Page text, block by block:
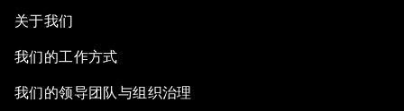
关于我们
我们的工作方式
我们的领导团队与组织治理